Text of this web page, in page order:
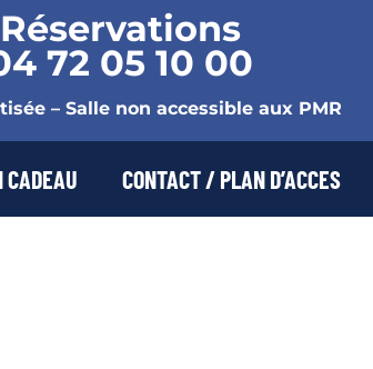
Réservations
72 05 10 00
– Salle non accessible aux PMR
CADEAU CONTACT / PLAN D’ACCES